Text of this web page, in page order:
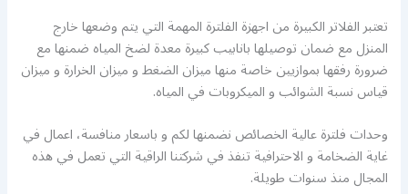
تعتبر الفلاتر الكبيرة من اجهزة الفلترة المهمة التي يتم وضعها خارج
المنزل مع ضمان توصيلها بانابيب كبيرة معدة لضخ المياه ضمنها مع
ضرورة رفقها بموازيين خاصة منها ميزان الضغط و ميزان الخرارة و ميزان
قياس نسبة الشوائب و الميكروبات في المياه.
وحدات فلترة عالية الخصائص نضمنها لكم و باسعار منافسة، اعمال في
غاية الضخامة و الاحترافية تنفذ في شركتنا الراقية التي تعمل في هذه
المجال منذ سنوات طويلة.